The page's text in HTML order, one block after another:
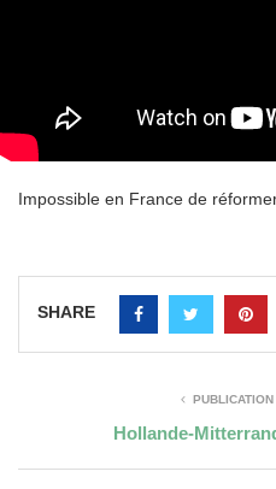
Impossible en France de
SHARE
Hollande-